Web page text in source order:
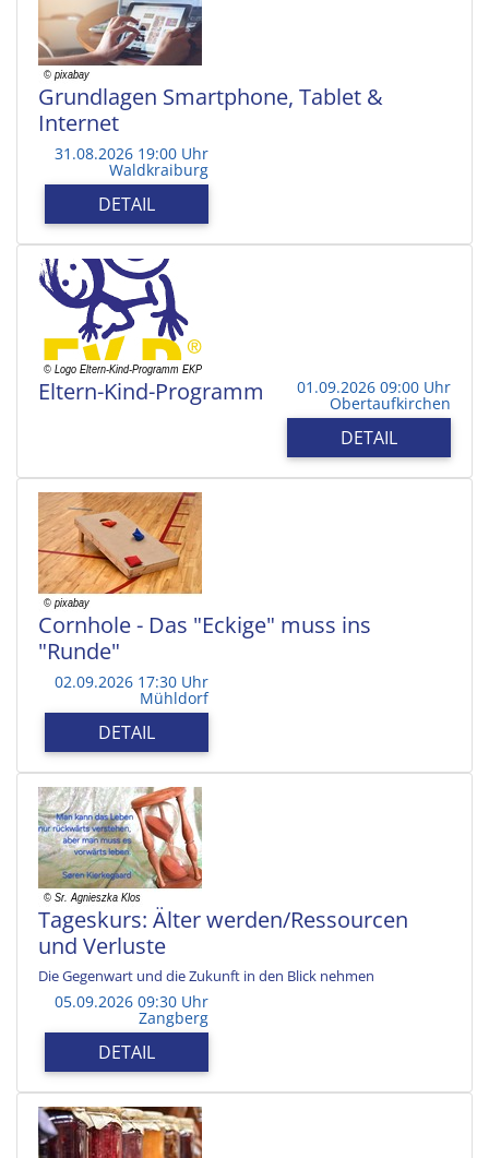
Grundlagen Smartphone, Tablet &
Internet
31.08.2026 19:00 Uhr
Waldkraiburg
DETAIL
Eltern-Kind-Programm 01.09.2026 09:00 Uhr
Obertaufkirchen
DETAIL
Cornhole - Das "Eckige" muss ins
"Runde"
02.09.2026 17:30 Uhr
Mühldorf
DETAIL
Tageskurs: Älter werden/Ressourcen
und Verluste
Die Gegenwart und die Zukunft in den Blick nehmen
05.09.2026 09:30 Uhr
Zangberg
DETAIL